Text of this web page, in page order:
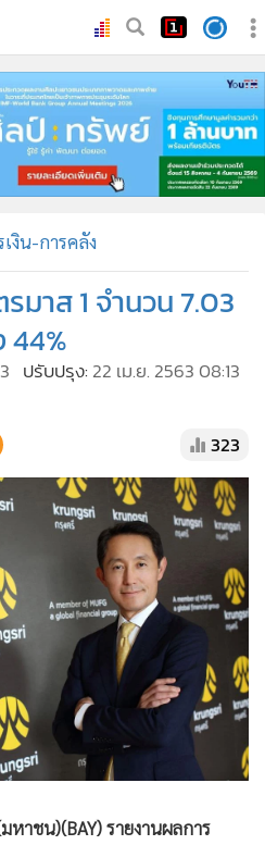
เงิน-การคลัง
มาส 1 จำนวน 7.03
ปรับปรุง: 22 เม.ย. 2563 08:13
323
หาชน)(BAY) รายงานผลการ